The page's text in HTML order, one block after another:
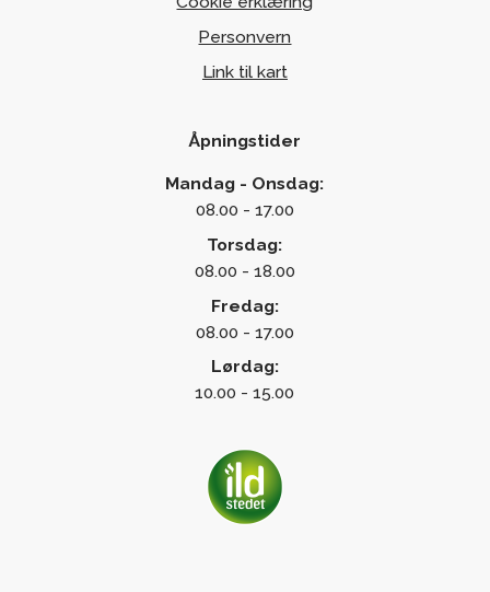
Personvern
Link til kart
Åpningstider
Mandag - Onsdag:
08.00 - 17.00
Torsdag:
08.00 - 18.00
Fredag:
08.00 - 17.00
Lørdag:
10.00 - 15.00